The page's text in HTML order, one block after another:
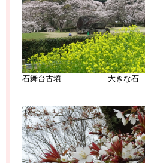
石舞台古墳 大きな石 蘇